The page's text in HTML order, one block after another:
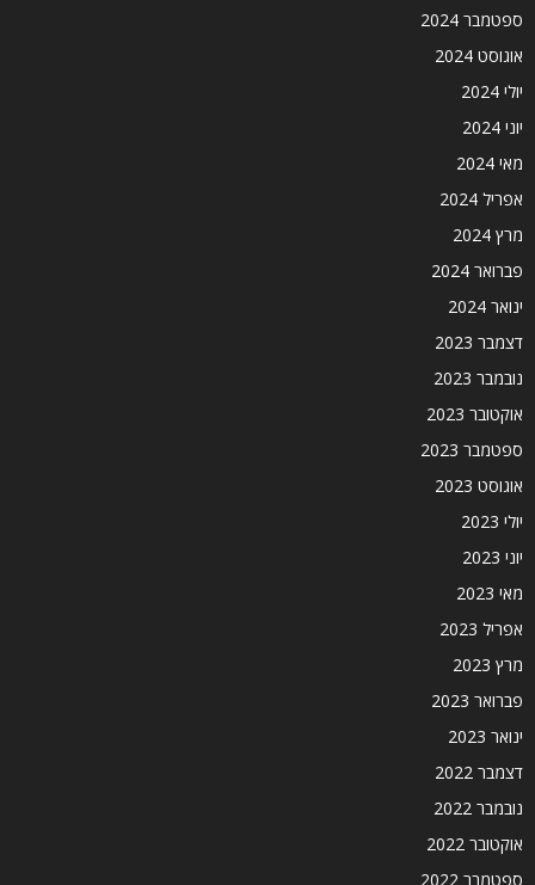
ספטמבר 2024
אוגוסט 2024
יולי 2024
יוני 2024
מאי 2024
אפריל 2024
מרץ 2024
פברואר 2024
ינואר 2024
דצמבר 2023
נובמבר 2023
אוקטובר 2023
ספטמבר 2023
אוגוסט 2023
יולי 2023
יוני 2023
מאי 2023
אפריל 2023
מרץ 2023
פברואר 2023
ינואר 2023
דצמבר 2022
נובמבר 2022
אוקטובר 2022
ספטמבר 2022